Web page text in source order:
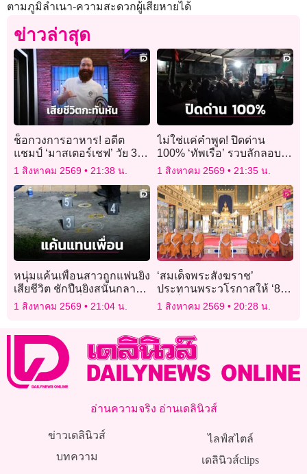
ตามภูมิลำเนา-ความสะดวกผู้เสียหายได้
ข่าวล่าสุด
ช็อกวงการอาหาร! อดีต
แชมป์ ‘มาสเตอร์เชฟ’ วัย 37
ปี เสียชีวิตกะทันหันในบ้าน
1 สิงหาคม 2569 21:38 น.
ไม่ใช่แค่คำพูด! ปิดด่าน
100% ‘ทัพเรือ’ รวบลักลอบ
หนีเข้าเมือง 19 ราย
1 สิงหาคม 2569 21:35 น.
หนุ่มแค้นเพื่อนสาวถูกแฟนยิง
เสียชีวิต ชักปืนยิงสนั่นกลาง
งานศพดับ 1-เจ็บ 2
1 สิงหาคม 2569 21:04 น.
‘สมเด็จพระสังฆราช’
ประทานพระวโรกาสให้ ‘8
สมเด็จพระราชาคณะ’ เฝ้า
1 สิงหาคม 2569 20:28 น.
อ่านความจริง อ่านเดลินิวส์
ข่าวเดลินิวส์
บทความ
ไลฟ์สไตล์
เดลินิวส์clips